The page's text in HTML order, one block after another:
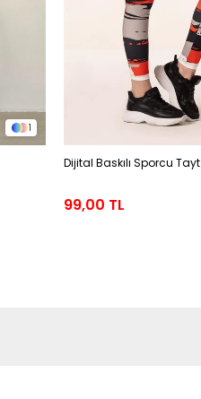
1
Dijital Baskılı Sporcu Tayt
99,00 TL